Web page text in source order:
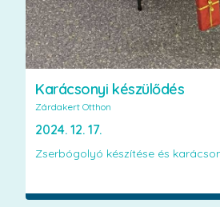
Karácsonyi készülődés
Zárdakert Otthon
2024. 12. 17.
Zserbógolyó készítése és